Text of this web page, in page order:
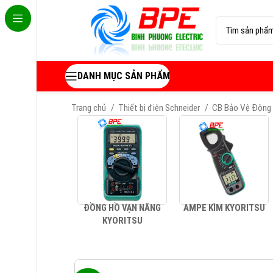
DANH MỤC SẢN PHẨM
Trang chủ Thiết bị điện Schneider CB Bảo Vệ
ĐỒNG HỒ VẠN NĂNG
KYORITSU
AMPE KÌM KYORITSU